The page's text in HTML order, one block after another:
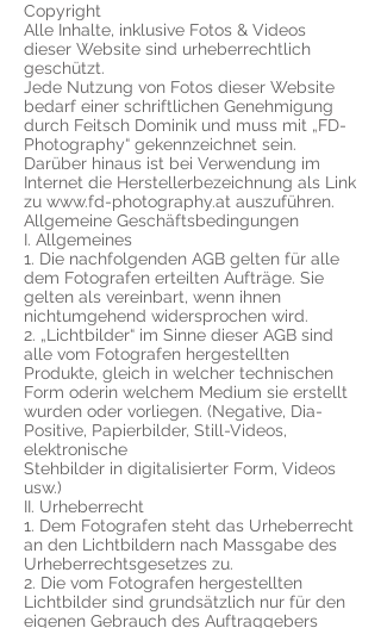
Copyright
Alle Inhalte, inklusive Fotos & Videos
dieser Website sind urheberrechtlich
geschützt.
Jede Nutzung von Fotos dieser Website
bedarf einer schriftlichen Genehmigung
durch Feitsch Dominik und muss mit „FD-
Photography“ gekennzeichnet sein.
Darüber hinaus ist bei Verwendung im
Internet die Herstellerbezeichnung als Link
zu www.fd-photography.at auszuführen.
Allgemeine Geschäftsbedingungen
I. Allgemeines
1. Die nachfolgenden AGB gelten für alle
dem Fotografen erteilten Aufträge. Sie
gelten als vereinbart, wenn ihnen
nichtumgehend widersprochen wird.
2. „Lichtbilder“ im Sinne dieser AGB sind
alle vom Fotografen hergestellten
Produkte, gleich in welcher technischen
Form oderin welchem Medium sie erstellt
wurden oder vorliegen. (Negative, Dia-
Positive, Papierbilder, Still-Videos,
elektronische
Stehbilder in digitalisierter Form, Videos
usw.)
II. Urheberrecht
1. Dem Fotografen steht das Urheberrecht
an den Lichtbildern nach Massgabe des
Urheberrechtsgesetzes zu.
2. Die vom Fotografen hergestellten
Lichtbilder sind grundsätzlich nur für den
eigenen Gebrauch des Auftraggebers